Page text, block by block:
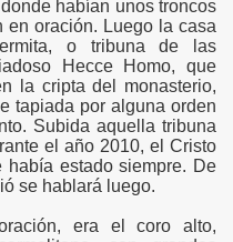
habían unos troncos
oración. Luego la casa
o tribuna de las
Hecce Homo, que
la cripta del monasterio,
tapiada por alguna orden
Subida aquella tribuna
el año 2010, el Cristo
había estado siempre. De
se hablará luego.
era el coro alto,